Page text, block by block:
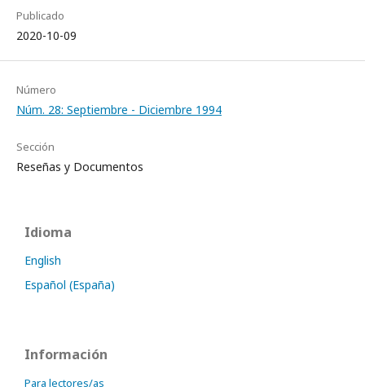
Publicado
2020-10-09
Número
Núm. 28: Septiembre - Diciembre 1994
Sección
Reseñas y Documentos
Idioma
English
Español (España)
Información
Para lectores/as